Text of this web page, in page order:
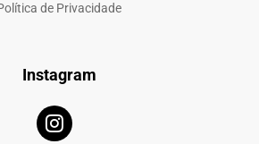
de Privacidade
Instagram